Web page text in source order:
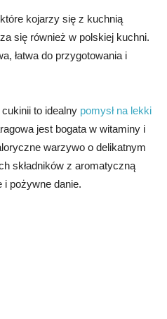
kojarzy się z kuchnią
się również w polskiej kuchni.
łatwa do przygotowania i
to idealny pomysł na lekki
jest bogata w witaminy i
warzywo o delikatnym
składników z aromatyczną
i pożywne danie.